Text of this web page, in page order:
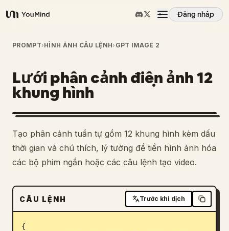
YouMind
Đăng nhập
Tổng quan
Các trường hợp sử dụng
Kỹ năng
Lời nhắc
Tải xuống
PROMPT›HÌNH ẢNH CÂU LỆNH› GPT IMAGE 2
Lưới phân cảnh điện ảnh 12
khung hình
Tạo phân cảnh tuần tự gồm 12 khung hình kèm dấu
thời gian và chú thích, lý tưởng để tiền hình ảnh hóa
các bộ phim ngắn hoặc các câu lệnh tạo video.
CÂU LỆNH Trước khi dịch
{